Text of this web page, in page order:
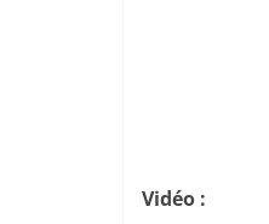
Vidéo :